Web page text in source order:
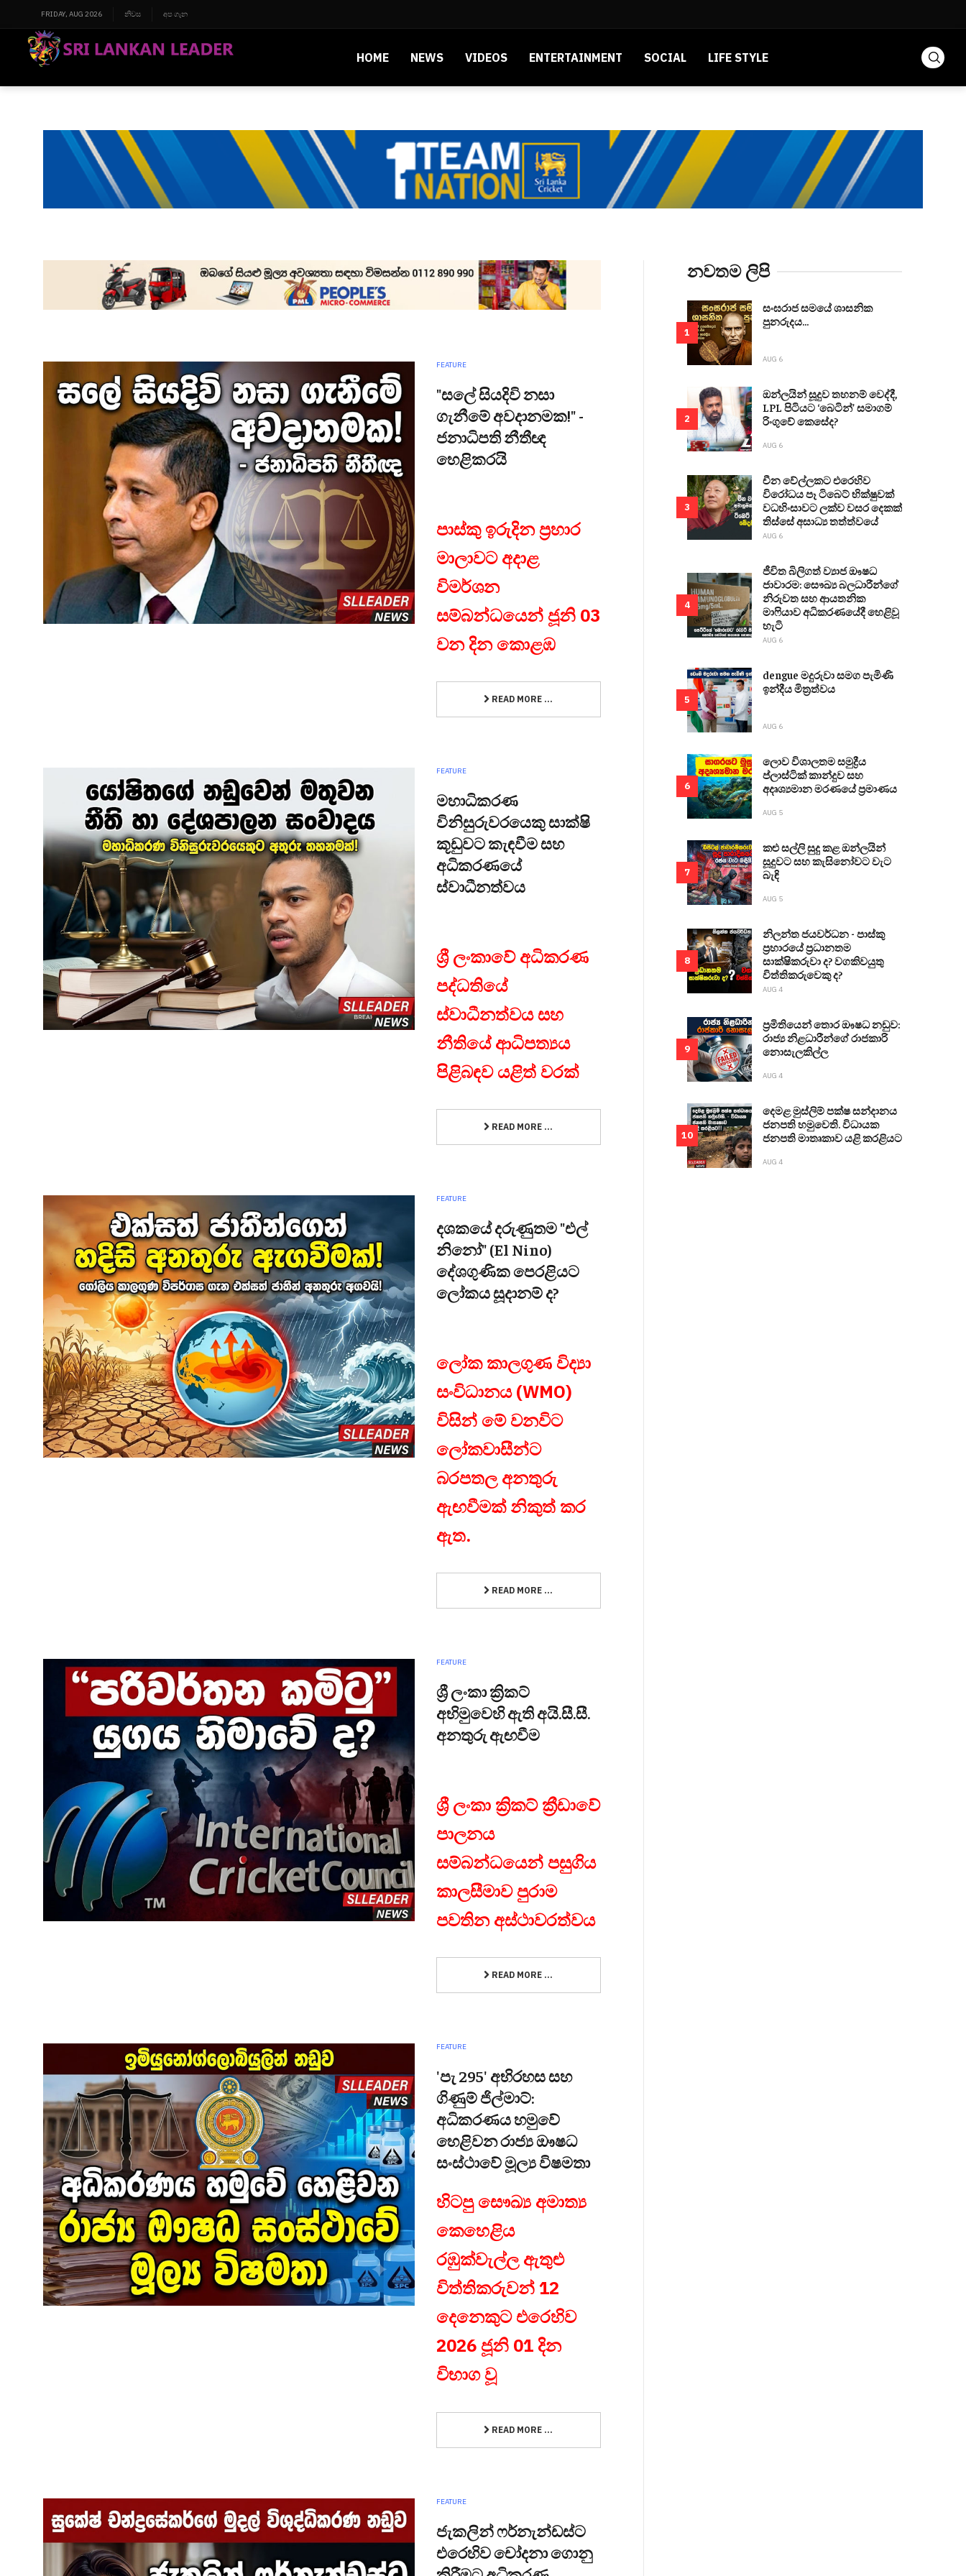
FRIDAY, AUG 2026 නිවස අප ගැන
HOME NEWS VIDEOS ENTERTAINMENT SOCIAL LIFE STYLE
FEATURE
"සලේ සියදිවි නසා
ගැනීමේ අවදානමක!" -
ජනාධිපති නීතීඥ
හෙළිකරයි
පාස්කු ඉරුදින ප්‍රහාර
මාලාවට අදාළ
විමර්ශන
සම්බන්ධයෙන් ජූනි 03
වන දින කොළඹ
READ MORE ...
FEATURE
මහාධිකරණ
විනිසුරුවරයෙකු සාක්ෂි
කූඩුවට කැඳවීම සහ
අධිකරණයේ
ස්වාධීනත්වය
ශ්‍රී ලංකාවේ අධිකරණ
පද්ධතියේ
ස්වාධීනත්වය සහ
නීතියේ ආධිපත්‍යය
පිළිබඳව යළිත් වරක්
READ MORE ...
FEATURE
දශකයේ දරුණුතම "එල්
නිනෝ" (El Nino)
දේශගුණික පෙරළියට
ලෝකය සූදානම් ද?
ලෝක කාලගුණ විද්‍යා
සංවිධානය (WMO)
විසින් මේ වනවිට
ලෝකවාසීන්ට
බරපතල අනතුරු
ඇඟවීමක් නිකුත් කර
ඇත.
READ MORE ...
FEATURE
ශ්‍රී ලංකා ක්‍රිකට්
අභිමුවෙහි ඇති අයි.සී.සී.
අනතුරු ඇඟවීම
ශ්‍රී ලංකා ක්‍රිකට් ක්‍රීඩාවේ
පාලනය
සම්බන්ධයෙන් පසුගිය
කාලසීමාව පුරාම
පවතින අස්ථාවරත්වය
READ MORE ...
FEATURE
'පැ 295' අභිරහස සහ
ගිණුම් ජිල්මාට්:
අධිකරණය හමුවේ
හෙළිවන රාජ්‍ය ඖෂධ
සංස්ථාවේ මූල්‍ය විෂමතා
හිටපු සෞඛ්‍ය අමාත්‍ය
කෙහෙළිය
රඹුක්වැල්ල ඇතුළු
විත්තිකරුවන් 12
දෙනෙකුට එරෙහිව
2026 ජූනි 01 දින
විභාග වූ
READ MORE ...
FEATURE
ජැකලින් ෆර්නැන්ඩස්ට
එරෙහිව චෝදනා ගොනු
නවතම ලිපි
1
සංඝරාජ සමයේ ශාසනික
පුනරුදය...
AUG 6
2
ඔන්ලයින් සූදුව තහනම් වෙද්දී,
LPL පිටියට ‘බෙටින්’ සමාගම්
රිංගුවේ කෙසේද?
AUG 6
3
චීන වේල්ලකට එරෙහිව
විරෝධය පෑ ටිබෙට් භික්ෂුවක්
වධහිංසාවට ලක්ව වසර දෙකක්
තිස්සේ අසාධ්‍ය තත්ත්වයේ
AUG 6
4
ජීවිත බිලිගත් ව්‍යාජ ඖෂධ
ජාවාරම: සෞඛ්‍ය බලධාරීන්ගේ
නිරුවත සහ ආයතනික
මාෆියාව අධිකරණයේදී හෙළිවූ
හැටි
AUG 6
5
dengue මදුරුවා සමග පැමිණි
ඉන්දීය මිත්‍රත්වය
AUG 6
6
ලොව විශාලතම සමුද්‍රීය
ප්ලාස්ටික් කාන්දුව සහ
අදෘශ්‍යමාන මරණයේ ප්‍රමාණය
AUG 5
7
කළු සල්ලි සුදු කළ ඔන්ලයින්
සූදුවට සහ කැසිනෝවට වැට
බැඳි
AUG 5
8
නිලන්ත ජයවර්ධන - පාස්කු
ප්‍රහාරයේ ප්‍රධානතම
සාක්ෂිකරුවා ද? වගකිවයුතු
විත්තිකරුවෙකු ද?
AUG 4
9
ප්‍රමිතියෙන් තොර ඖෂධ නඩුව:
රාජ්‍ය නිළධාරීන්ගේ රාජකාරි
නොසැලකිල්ල
AUG 4
10
දෙමළ මුස්ලිම් පක්ෂ සන්දානය
ජනපති හමුවෙති. විධායක
ජනපති මාතෘකාව යළි කරළියට
AUG 4